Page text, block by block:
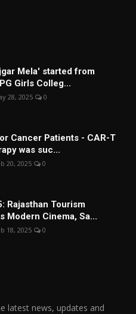
Mela' started from
Girls Colleg...
28, 2025 0
Cancer Patients - CAR-T
was suc...
20, 2025 0
Rajasthan Tourism
Modern Cinema, Sa...
18, 2025 0
latest news, updates and